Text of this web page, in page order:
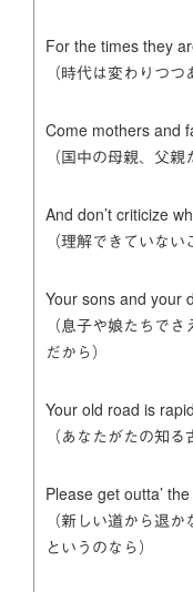
For the times they
（時代は変わりつつ
Come mothers and
（国中の母親、父
And don’t criticize
（理解できていな
Your sons and your
（息子や娘たちで
だから）
Your old road is
（あなたがたの知
Please get outta’
（新しい道から退
というのなら）